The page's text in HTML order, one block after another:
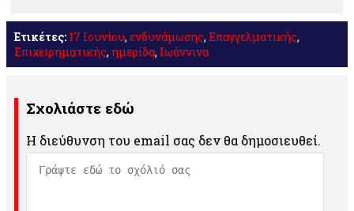
Ετικέτες: 17 Ιουνίου, ενδυνάμωσης, Επαγγελματικής,
Επιχειρηματικής, ημερίδα, Ιωάννινα
Σχολιάστε εδώ
Η διεύθυνση του email σας δεν θα δημοσιευθεί.